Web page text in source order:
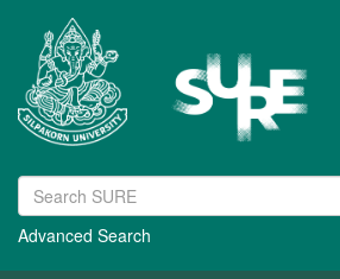
Advanced Search